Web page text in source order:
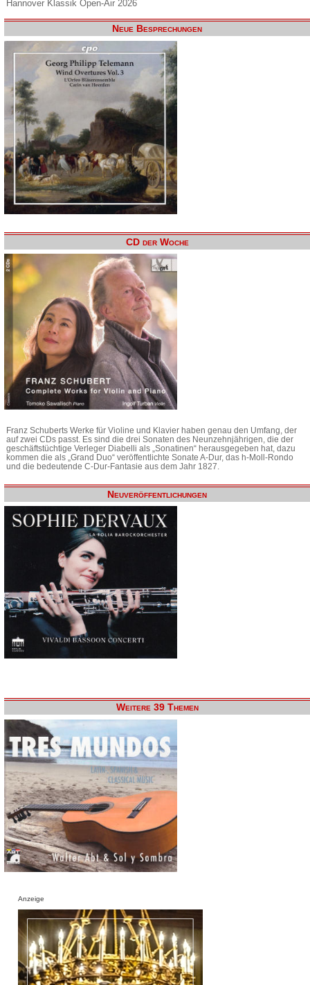
Hannover Klassik Open-Air 2026
Neue Besprechungen
CD der Woche
Franz Schuberts Werke für Violine und Klavier haben genau den Umfang, der
auf zwei CDs passt. Es sind die drei Sonaten des Neunzehnjährigen, die der
geschäftstüchtige Verleger Diabelli als „Sonatinen“ herausgegeben hat, dazu
kommen die als „Grand Duo“ veröffentlichte Sonate A-Dur, das h-Moll-Rondo
und die bedeutende C-Dur-Fantasie aus dem Jahr 1827.
Neuveröffentlichungen
Weitere 39 Themen
Anzeige